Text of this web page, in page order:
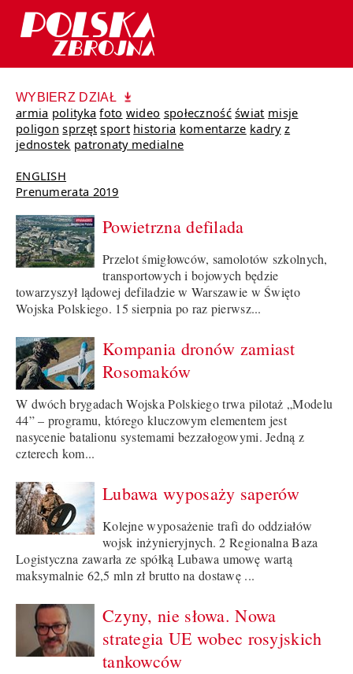
WYBIERZ DZIAŁ
armia polityka foto wideo społeczność świat misje
poligon sprzęt sport historia komentarze kadry z
jednostek patronaty medialne
ENGLISH
Prenumerata 2019
Powietrzna defilada
Przelot śmigłowców, samolotów szkolnych,
transportowych i bojowych będzie
towarzyszył lądowej defiladzie w Warszawie w Święto
Wojska Polskiego. 15 sierpnia po raz pierwsz...
Kompania dronów zamiast
Rosomaków
W dwóch brygadach Wojska Polskiego trwa pilotaż „Modelu
44” – programu, którego kluczowym elementem jest
nasycenie batalionu systemami bezzałogowymi. Jedną z
czterech kom...
Lubawa wyposaży saperów
Kolejne wyposażenie trafi do oddziałów
wojsk inżynieryjnych. 2 Regionalna Baza
Logistyczna zawarła ze spółką Lubawa umowę wartą
maksymalnie 62,5 mln zł brutto na dostawę ...
Czyny, nie słowa. Nowa
strategia UE wobec rosyjskich
tankowców